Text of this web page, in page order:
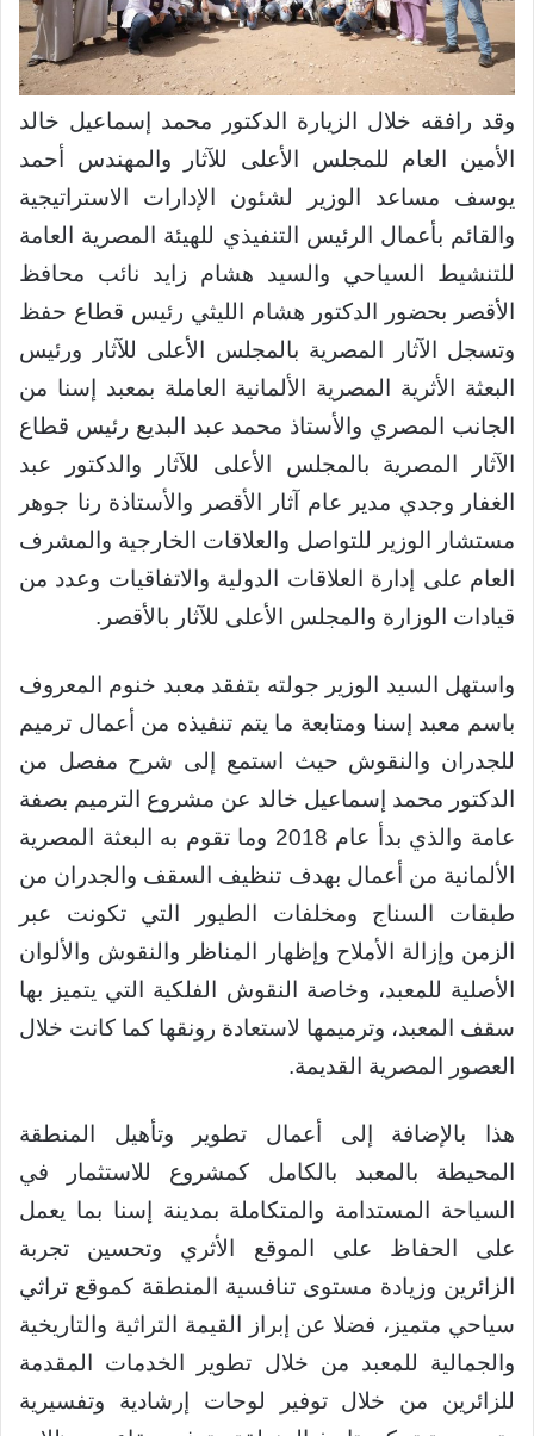
وقد رافقه خلال الزيارة الدكتور محمد إسماعيل خالد
الأمين العام للمجلس الأعلى للآثار والمهندس أحمد
يوسف مساعد الوزير لشئون الإدارات الاستراتيجية
والقائم بأعمال الرئيس التنفيذي للهيئة المصرية العامة
للتنشيط السياحي والسيد هشام زايد نائب محافظ
الأقصر بحضور الدكتور هشام الليثي رئيس قطاع حفظ
وتسجل الآثار المصرية بالمجلس الأعلى للآثار ورئيس
البعثة الأثرية المصرية الألمانية العاملة بمعبد إسنا من
الجانب المصري والأستاذ محمد عبد البديع رئيس قطاع
الآثار المصرية بالمجلس الأعلى للآثار والدكتور عبد
الغفار وجدي مدير عام آثار الأقصر والأستاذة رنا جوهر
مستشار الوزير للتواصل والعلاقات الخارجية والمشرف
العام على إدارة العلاقات الدولية والاتفاقيات وعدد من
قيادات الوزارة والمجلس الأعلى للآثار بالأقصر.
واستهل السيد الوزير جولته بتفقد معبد خنوم المعروف
باسم معبد إسنا ومتابعة ما يتم تنفيذه من أعمال ترميم
للجدران والنقوش حيث استمع إلى شرح مفصل من
الدكتور محمد إسماعيل خالد عن مشروع الترميم بصفة
عامة والذي بدأ عام 2018 وما تقوم به البعثة المصرية
الألمانية من أعمال بهدف تنظيف السقف والجدران من
طبقات السناج ومخلفات الطيور التي تكونت عبر
الزمن وإزالة الأملاح وإظهار المناظر والنقوش والألوان
الأصلية للمعبد، وخاصة النقوش الفلكية التي يتميز بها
سقف المعبد، وترميمها لاستعادة رونقها كما كانت خلال
العصور المصرية القديمة.
هذا بالإضافة إلى أعمال تطوير وتأهيل المنطقة
المحيطة بالمعبد بالكامل كمشروع للاستثمار في
السياحة المستدامة والمتكاملة بمدينة إسنا بما يعمل
على الحفاظ على الموقع الأثري وتحسين تجربة
الزائرين وزيادة مستوى تنافسية المنطقة كموقع تراثي
سياحي متميز، فضلا عن إبراز القيمة التراثية والتاريخية
والجمالية للمعبد من خلال تطوير الخدمات المقدمة
للزائرين من خلال توفير لوحات إرشادية وتفسيرية